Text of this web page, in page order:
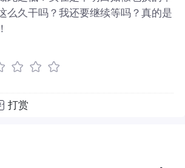
么久干吗？我还要继续等吗？真的是
打赏